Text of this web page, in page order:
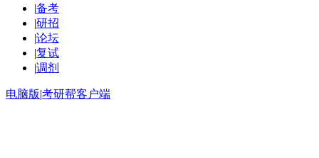
|备考
|研招
|论坛
|复试
|调剂
电脑版|考研帮客户端